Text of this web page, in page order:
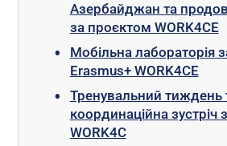
Азербайджан та
за проєктом WORK4CE
Мобільна лабораторія
Erasmus+ WORK4CE
Тренувальний тиждень
координаційна зустріч
WORK4C